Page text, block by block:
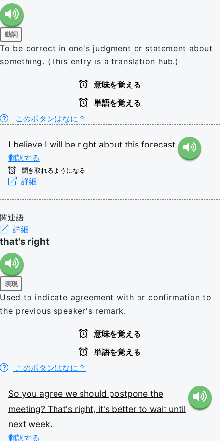
動詞
To be correct in one's judgment or statement about
something. (This entry is a translation hub.)
意味を覚える
単語を覚える
このボタンはなに？
I believe I will be right about this forecast.
翻訳する
聞き取れるようになる
詳細
関連語
詳細
that's right
表現
Used to indicate agreement with or confirmation to
the previous speaker's remark.
意味を覚える
単語を覚える
このボタンはなに？
So you agree we should postpone the
meeting? That's right, it's better to wait until
next week.
翻訳する